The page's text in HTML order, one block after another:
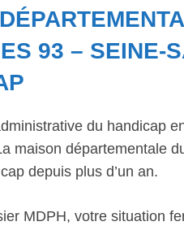
93 – SEINE-
du handicap
maison départementale
depuis plus d’un an.
MDPH, votre situation